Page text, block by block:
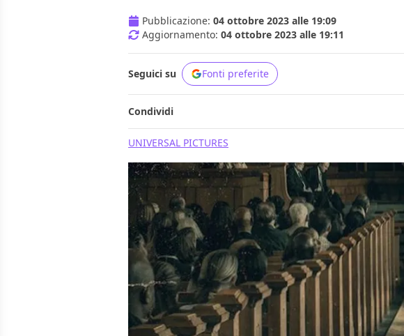
Pubblicazione: 04 ottobre 2023 alle 19:09
Aggiornamento: 04 ottobre 2023 alle 19:11
Seguici su Fonti preferite
Condividi
UNIVERSAL PICTURES